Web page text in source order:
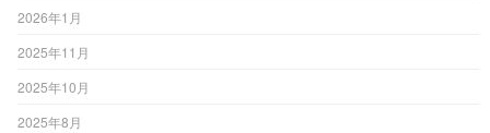
2026年1月
2025年11月
2025年10月
2025年8月